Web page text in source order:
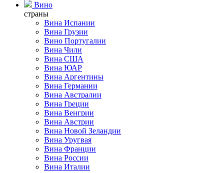
Вино
страны
Вина Испании
Вина Грузии
Вино Португалии
Вина Чили
Вина США
Вина ЮАР
Вина Аргентины
Вина Германии
Вина Австралии
Вина Греции
Вина Венгрии
Вина Австрии
Вина Новой Зеландии
Вина Уругвая
Вина Франции
Вина России
Вина Италии